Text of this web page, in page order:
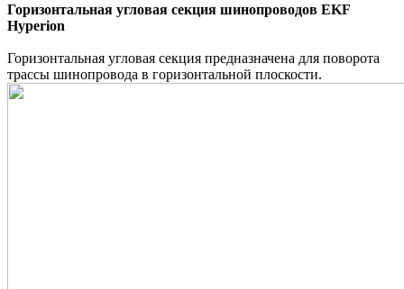
Горизонтальная угловая секция шинопроводов EKF
Hyperion
Горизонтальная угловая секция предназначена для поворота
трассы шинопровода в горизонтальной плоскости.